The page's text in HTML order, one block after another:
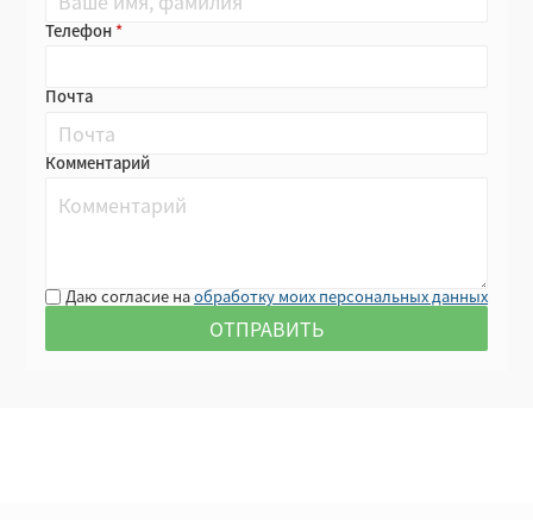
Телефон
Почта
Комментарий
Даю согласие наобработку моих персональных данных